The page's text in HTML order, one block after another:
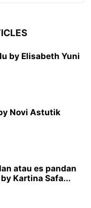
by Elisabeth Yuni
Novi Astutik
atau es pandan
Kartina Safa...